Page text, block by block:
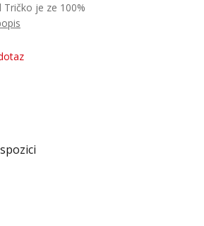
je ze 100%